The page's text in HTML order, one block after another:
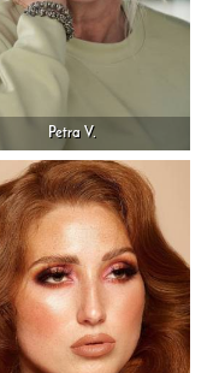
Petra V.